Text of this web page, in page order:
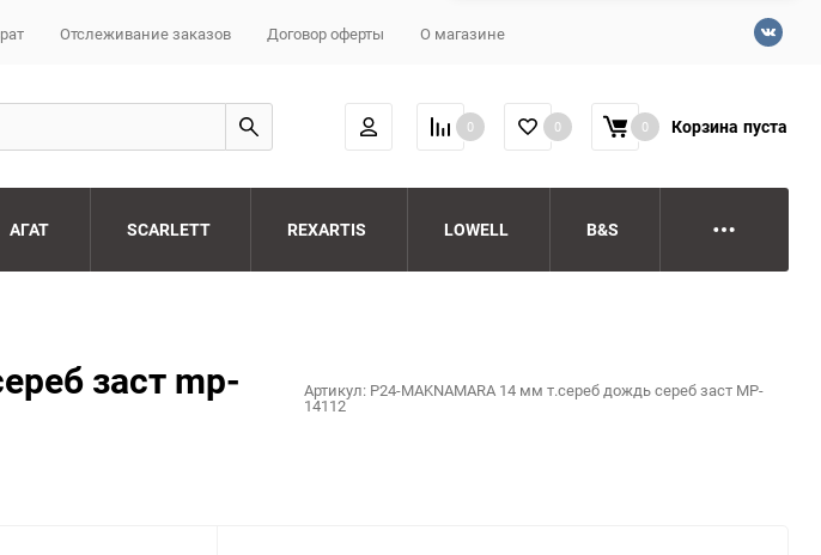
Отслеживание заказов Договор оферты О магазине
0 0 0 Корзина пуста
АГАТ SCARLETT REXARTIS LOWELL B&S
заст mp- Артикул: P24-MAKNAMARA 14 мм т.сереб дождь сереб заст MP-
14112